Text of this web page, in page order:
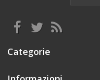
Categorie